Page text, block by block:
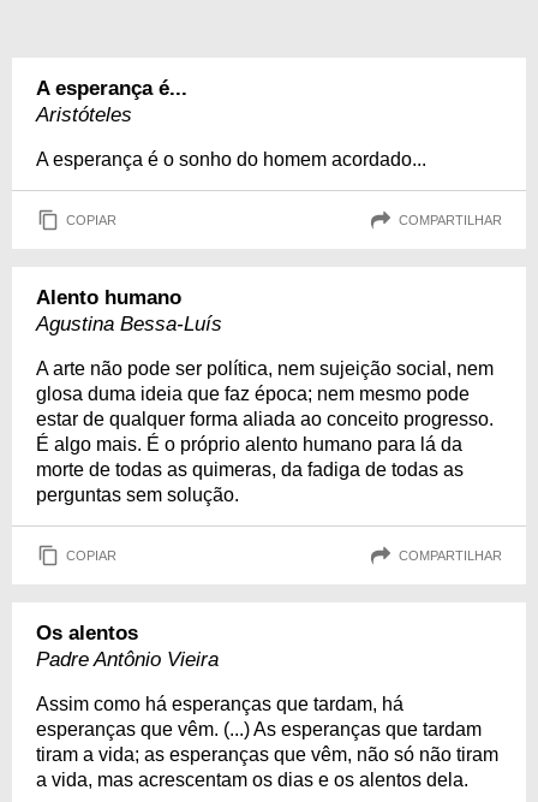
A esperança é...
Aristóteles
A esperança é o sonho do homem acordado...
COPIAR COMPARTILHAR
Alento humano
Agustina Bessa-Luís
A arte não pode ser política, nem sujeição social, nem
glosa duma ideia que faz época; nem mesmo pode
estar de qualquer forma aliada ao conceito progresso.
É algo mais. É o próprio alento humano para lá da
morte de todas as quimeras, da fadiga de todas as
perguntas sem solução.
COPIAR COMPARTILHAR
Os alentos
Padre Antônio Vieira
Assim como há esperanças que tardam, há
esperanças que vêm. (...) As esperanças que tardam
tiram a vida; as esperanças que vêm, não só não tiram
a vida, mas acrescentam os dias e os alentos dela.